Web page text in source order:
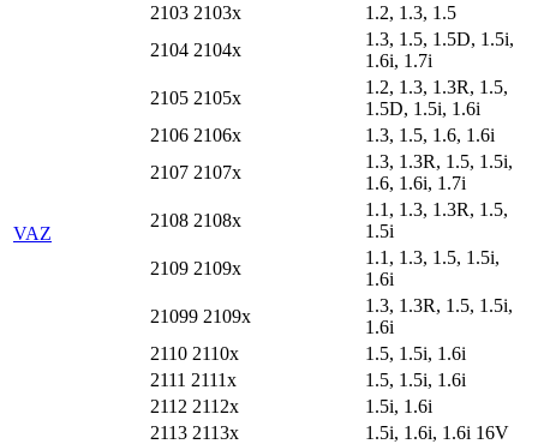
VAZ
2103 2103x
1.2, 1.3, 1.5
2104 2104x
1.3, 1.5, 1.5D, 1.5i,
1.6i, 1.7i
2105 2105x
1.2, 1.3, 1.3R, 1.5,
1.5D, 1.5i, 1.6i
2106 2106x
1.3, 1.5, 1.6, 1.6i
2107 2107x
1.3, 1.3R, 1.5, 1.5i,
1.6, 1.6i, 1.7i
2108 2108x
1.1, 1.3, 1.3R, 1.5,
1.5i
2109 2109x
1.1, 1.3, 1.5, 1.5i,
1.6i
21099 2109x
1.3, 1.3R, 1.5, 1.5i,
1.6i
2110 2110x
1.5, 1.5i, 1.6i
2111 2111x
1.5, 1.5i, 1.6i
2112 2112x
1.5i, 1.6i
2113 2113x
1.5i, 1.6i, 1.6i 16V